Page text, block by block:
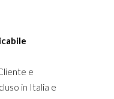
e
in Italia e